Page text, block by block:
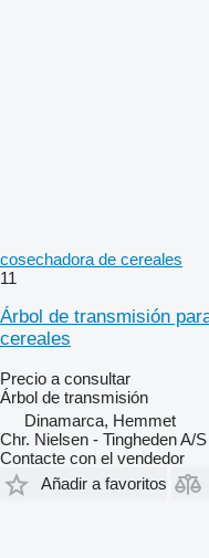
cosechadora de cereales
11
Árbol de transmisión
cereales
Precio a consultar
Árbol de transmisión
Dinamarca, Hemmet
Chr. Nielsen - Tingheden A/S
Contacte con el vendedor
Añadir a favoritos